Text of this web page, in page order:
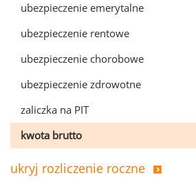
ubezpieczenie emerytalne
ubezpieczenie rentowe
ubezpieczenie chorobowe
ubezpieczenie zdrowotne
zaliczka na PIT
kwota brutto
ukryj rozliczenie roczne